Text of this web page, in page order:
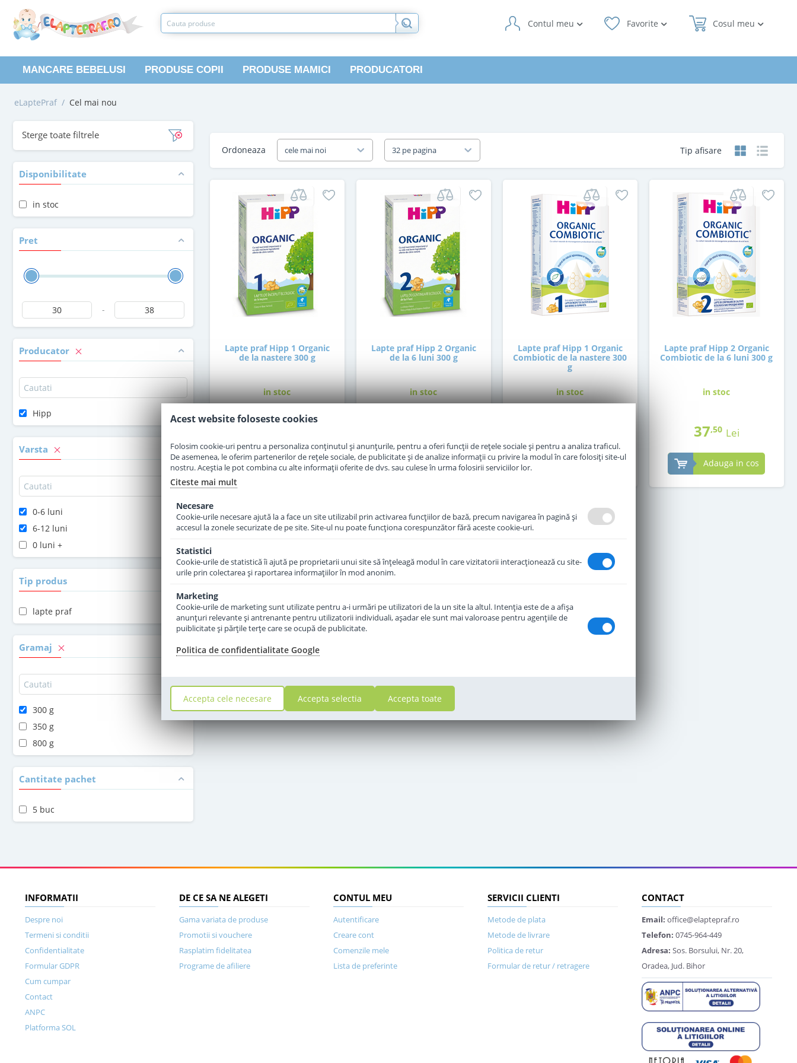
Cosul meu
Favorite
Contul meu
MANCARE BEBELUSI PRODUSE COPII PRODUSE MAMICI PRODUCATORI
eLaptePraf / Cel mai nou
Sterge toate filtrele
Disponibilitate
in stoc
Pret
-
Producator
Hipp
Varsta
0-6 luni
6-12 luni
0 luni +
Tip produs
lapte praf
Gramaj
300 g
350 g
800 g
Cantitate pachet
5 buc
Tip afisare
Ordoneaza cele mai noi 32 pe pagina
Lapte praf Hipp 1 Organic
de la nastere 300 g
in stoc
Adauga in cos
Lapte praf Hipp 2 Organic
de la 6 luni 300 g
in stoc
Adauga in cos
Lapte praf Hipp 1 Organic
Combiotic de la nastere 300
g
in stoc
Adauga in cos
Lapte praf Hipp 2 Organic
Combiotic de la 6 luni 300 g
in stoc
37,50 Lei
Adauga in cos
INFORMATII
Despre noi
Termeni si conditii
Confidentialitate
Formular GDPR
Cum cumpar
Contact
ANPC
Platforma SOL
DE CE SA NE ALEGETI
Gama variata de produse
Promotii si vouchere
Rasplatim fidelitatea
Programe de afiliere
CONTUL MEU
Autentificare
Creare cont
Comenzile mele
Lista de preferinte
SERVICII CLIENTI
Metode de plata
Metode de livrare
Politica de retur
Formular de retur / retragere
CONTACT
Email: office@elaptepraf.ro
Telefon: 0745-964-449
Adresa: Sos. Borsului, Nr. 20,
Oradea, Jud. Bihor
Acest website foloseste cookies
Folosim cookie-uri pentru a personaliza conținutul și anunțurile, pentru a oferi funcții de rețele sociale și pentru a analiza traficul.
De asemenea, le oferim partenerilor de rețele sociale, de publicitate și de analize informații cu privire la modul în care folosiți site-ul
nostru. Aceștia le pot combina cu alte informații oferite de dvs. sau culese în urma folosirii serviciilor lor.
Citeste mai mult
Necesare
Cookie-urile necesare ajută la a face un site utilizabil prin activarea funcţiilor de bază, precum navigarea în pagină şi
accesul la zonele securizate de pe site. Site-ul nu poate funcţiona corespunzător fără aceste cookie-uri.
Statistici
Cookie-urile de statistică îi ajută pe proprietarii unui site să înţeleagă modul în care vizitatorii interacţionează cu site-
urile prin colectarea şi raportarea informaţiilor în mod anonim.
Marketing
Cookie-urile de marketing sunt utilizate pentru a-i urmări pe utilizatori de la un site la altul. Intenţia este de a afişa
anunţuri relevante şi antrenante pentru utilizatorii individuali, aşadar ele sunt mai valoroase pentru agenţiile de
puiblicitate şi părţile terţe care se ocupă de publicitate.
Politica de confidentialitate Google
Accepta cele necesare Accepta selectia Accepta toate